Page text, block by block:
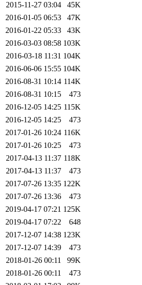
2015-11-27 03:04
45K
2016-01-05 06:53
47K
2016-01-22 05:33
43K
2016-03-03 08:58 103K
2016-03-18 11:31 104K
2016-06-06 15:55 104K
2016-08-31 10:14 114K
2016-08-31 10:15
473
2016-12-05 14:25 115K
2016-12-05 14:25
473
2017-01-26 10:24 116K
2017-01-26 10:25
473
2017-04-13 11:37 118K
2017-04-13 11:37
473
2017-07-26 13:35 122K
2017-07-26 13:36
473
2019-04-17 07:21 125K
2019-04-17 07:22
648
2017-12-07 14:38 123K
2017-12-07 14:39
473
2018-01-26 00:11
99K
2018-01-26 00:11
473